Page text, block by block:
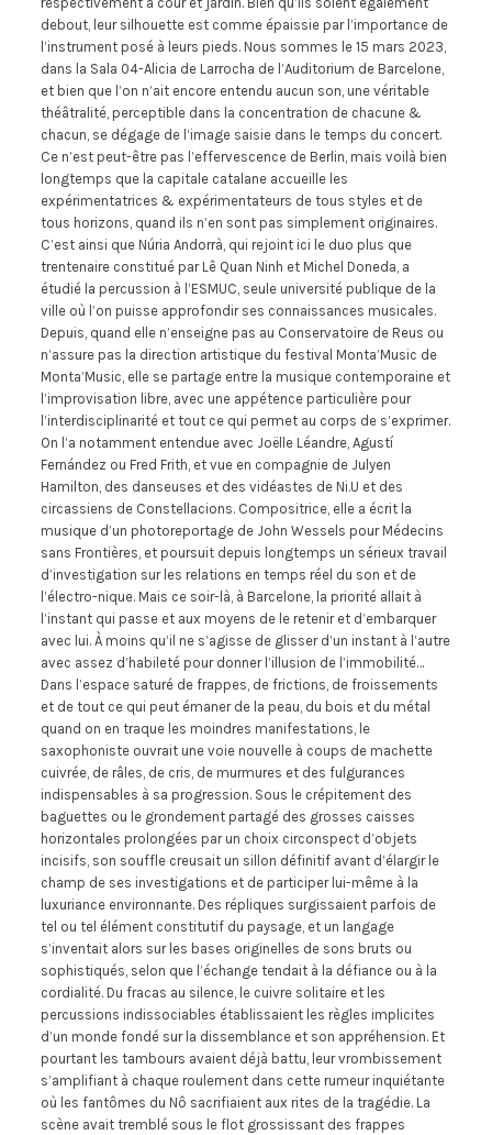
debout, leur silhouette est comme épaissie par l’importance de
l’instrument posé à leurs pieds. Nous sommes le 15 mars 2023,
dans la Sala 04-Alicia de Larrocha de l’Auditorium de Barcelone,
et bien que l’on n’ait encore entendu aucun son, une véritable
théâtralité, perceptible dans la concentration de chacune &
chacun, se dégage de l’image saisie dans le temps du concert.
Ce n’est peut-être pas l’effervescence de Berlin, mais voilà bien
longtemps que la capitale catalane accueille les
expérimentatrices & expérimentateurs de tous styles et de
tous horizons, quand ils n’en sont pas simplement originaires.
C’est ainsi que Núria Andorrà, qui rejoint ici le duo plus que
trentenaire constitué par Lê Quan Ninh et Michel Doneda, a
étudié la percussion à l’ESMUC, seule université publique de la
ville où l’on puisse approfondir ses connaissances musicales.
Depuis, quand elle n’enseigne pas au Conservatoire de Reus ou
n’assure pas la direction artistique du festival Monta’Music de
Monta’Music, elle se partage entre la musique contemporaine et
l’improvisation libre, avec une appétence particulière pour
l’interdisciplinarité et tout ce qui permet au corps de s’exprimer.
On l’a notamment entendue avec Joëlle Léandre, Agustí
Fernández ou Fred Frith, et vue en compagnie de Julyen
Hamilton, des danseuses et des vidéastes de Ni.U et des
circassiens de Constellacions. Compositrice, elle a écrit la
musique d’un photoreportage de John Wessels pour Médecins
sans Frontières, et poursuit depuis longtemps un sérieux travail
d’investigation sur les relations en temps réel du son et de
l’électro-nique. Mais ce soir-là, à Barcelone, la priorité allait à
l’instant qui passe et aux moyens de le retenir et d’embarquer
avec lui. À moins qu’il ne s’agisse de glisser d’un instant à l’autre
avec assez d’habileté pour donner l’illusion de l’immobilité…
Dans l’espace saturé de frappes, de frictions, de froissements
et de tout ce qui peut émaner de la peau, du bois et du métal
quand on en traque les moindres manifestations, le
saxophoniste ouvrait une voie nouvelle à coups de machette
cuivrée, de râles, de cris, de murmures et des fulgurances
indispensables à sa progression. Sous le crépitement des
baguettes ou le grondement partagé des grosses caisses
horizontales prolongées par un choix circonspect d’objets
incisifs, son souffle creusait un sillon définitif avant d’élargir le
champ de ses investigations et de participer lui-même à la
luxuriance environnante. Des répliques surgissaient parfois de
tel ou tel élément constitutif du paysage, et un langage
s’inventait alors sur les bases originelles de sons bruts ou
sophistiqués, selon que l’échange tendait à la défiance ou à la
cordialité. Du fracas au silence, le cuivre solitaire et les
percussions indissociables établissaient les règles implicites
d’un monde fondé sur la dissemblance et son appréhension. Et
pourtant les tambours avaient déjà battu, leur vrombissement
s’amplifiant à chaque roulement dans cette rumeur inquiétante
où les fantômes du Nô sacrifiaient aux rites de la tragédie. La
scène avait tremblé sous le flot grossissant des frappes